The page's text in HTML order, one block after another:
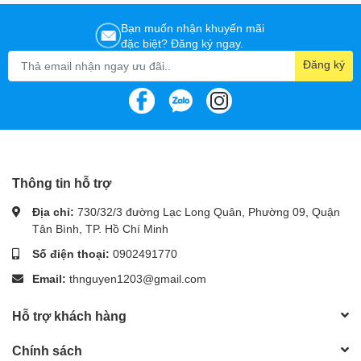
Connector
1 x 16(12+4)pin PCIE 5.0 12VHPWR
2 x 8(4+4)pin CPU
12 x SATA
4 x Molex
Net Weight
1.66 Kgs
UPC#
0-761345-11398-4 NE1300G M ATX3.0
EC
GB
0-761345-11430-1 NE1300G M ATX3.0 J
Bạn muốn nhận khuyến mãi
đặc biệt? Đăng ký ngay.
Đăng ký
Thông tin hỗ trợ
Địa chỉ: 730/32/3 đường Lạc Long Quân, Phường 09, Quận
Tân Bình, TP. Hồ Chí Minh
Số điện thoại: 0902491770
Email: thnguyen1203@gmail.com
Hỗ trợ khách hàng
Chính sách